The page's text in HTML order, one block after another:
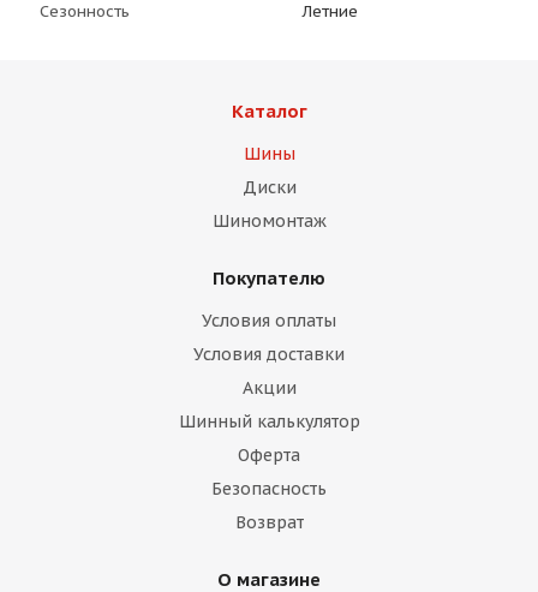
Сезонность Летние
Каталог
Шины
Диски
Шиномонтаж
Покупателю
Условия оплаты
Условия доставки
Акции
Шинный калькулятор
Оферта
Безопасность
Возврат
О магазине